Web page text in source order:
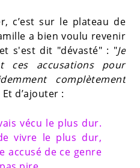
c’est sur le plateau de
a bien voulu revenir
s'est dit "dévasté" : "Je
ces accusations pour
complètement
d’ajouter :
vécu le plus dur.
vivre le plus dur,
accusé de ce genre